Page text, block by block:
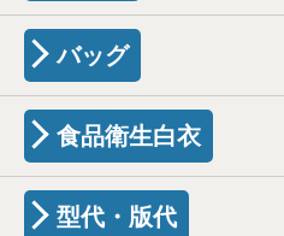
バッグ
食品衛生白衣
型代・版代